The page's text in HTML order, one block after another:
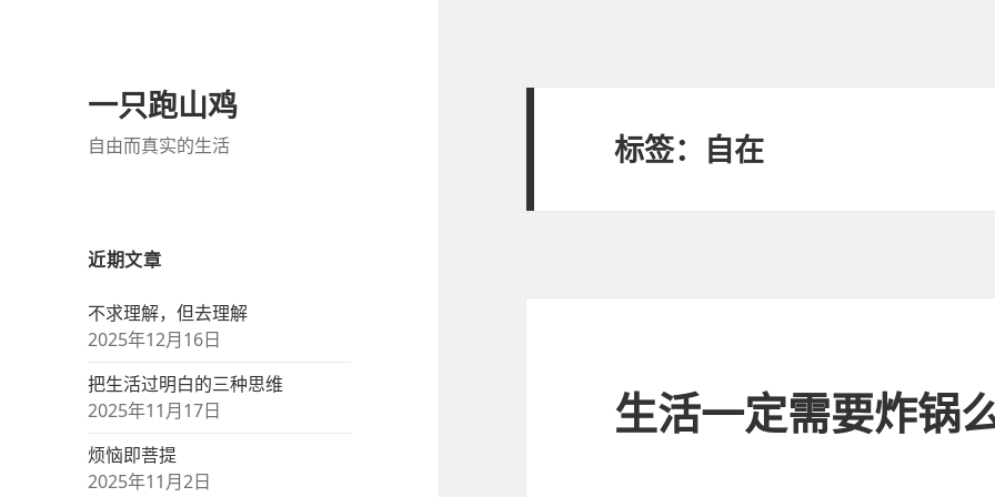
一只跑山鸡
自由而真实的生活
近期文章
不求理解，但去理解
2025年12月16日
把生活过明白的三种思维
2025年11月17日
烦恼即菩提
2025年11月2日
标签：自在
生活一定需要炸锅